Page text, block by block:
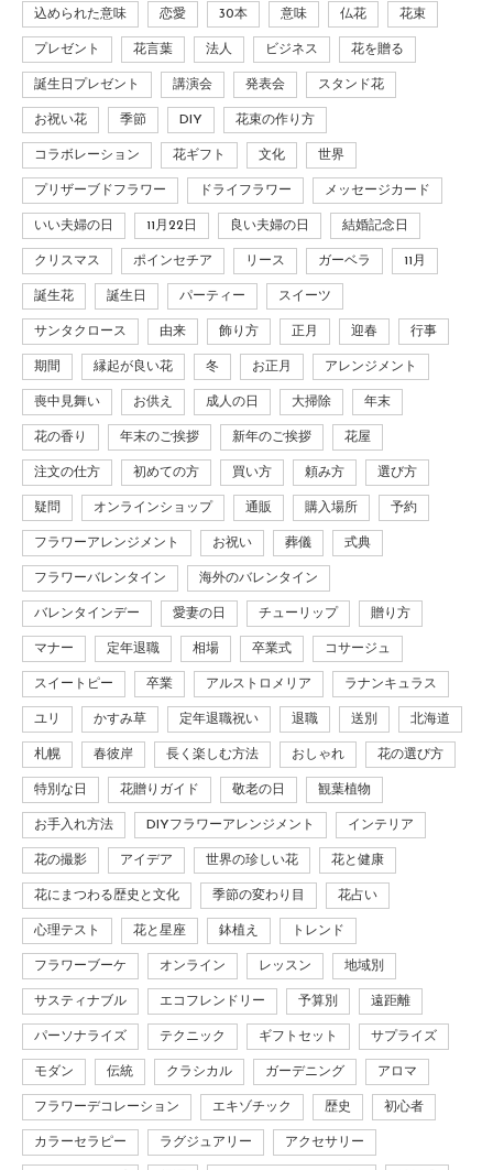
込められた意味 恋愛 30本 意味 仏花 花束
プレゼント 花言葉 法人 ビジネス 花を贈る
誕生日プレゼント 講演会 発表会 スタンド花
お祝い花 季節 DIY 花束の作り方
コラボレーション 花ギフト 文化 世界
プリザーブドフラワー ドライフラワー メッセージカード
いい夫婦の日 11月22日 良い夫婦の日 結婚記念日
クリスマス ポインセチア リース ガーベラ 11月
誕生花 誕生日 パーティー スイーツ
サンタクロース 由来 飾り方 正月 迎春 行事
期間 縁起が良い花 冬 お正月 アレンジメント
喪中見舞い お供え 成人の日 大掃除 年末
花の香り 年末のご挨拶 新年のご挨拶 花屋
注文の仕方 初めての方 買い方 頼み方 選び方
疑問 オンラインショップ 通販 購入場所 予約
フラワーアレンジメント お祝い 葬儀 式典
フラワーバレンタイン 海外のバレンタイン
バレンタインデー 愛妻の日 チューリップ 贈り方
マナー 定年退職 相場 卒業式 コサージュ
スイートピー 卒業 アルストロメリア ラナンキュラス
ユリ かすみ草 定年退職祝い 退職 送別 北海道
札幌 春彼岸 長く楽しむ方法 おしゃれ 花の選び方
特別な日 花贈りガイド 敬老の日 観葉植物
お手入れ方法 DIYフラワーアレンジメント インテリア
花の撮影 アイデア 世界の珍しい花 花と健康
花にまつわる歴史と文化 季節の変わり目 花占い
心理テスト 花と星座 鉢植え トレンド
フラワーブーケ オンライン レッスン 地域別
サスティナブル エコフレンドリー 予算別 遠距離
パーソナライズ テクニック ギフトセット サプライズ
モダン 伝統 クラシカル ガーデニング アロマ
フラワーデコレーション エキゾチック 歴史 初心者
カラーセラピー ラグジュアリー アクセサリー